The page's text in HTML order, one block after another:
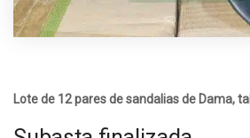
Lote de 12 pares de sandalias de Dama,